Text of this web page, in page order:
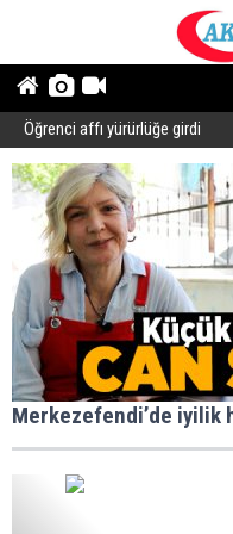
Öğrenci affı yürürlüğe girdi
Merkezefendi’de